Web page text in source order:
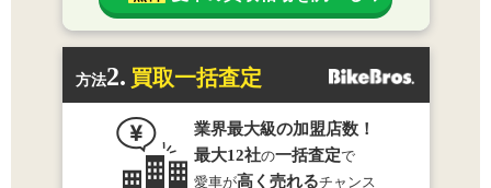
方法2. 買取一括査定
業界最大級の加盟店数！
最大12社の一括査定で
愛車が高く売れるチャンス